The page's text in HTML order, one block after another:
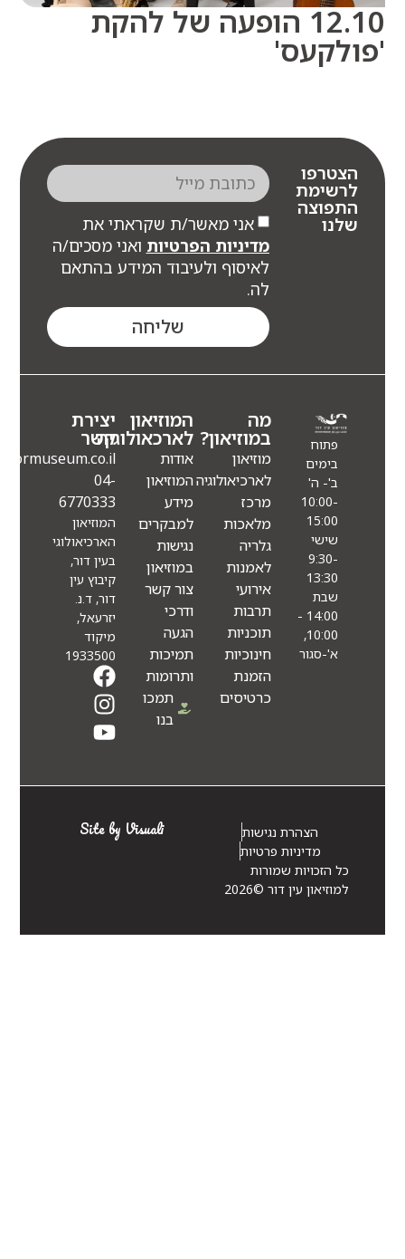
12.10 הופעה של להקת
אני מאשר/ת שקראתי את
מדיניות הפרטיותואני מסכים/ה
לאיסוף ולעיבוד המידע בהתאם
מה
במוזיאון?
מוזיאון
לארכיאולוגיה
מרכז
מלאכות
גלריה
לאמנות
אירועי
תרבות
תוכניות
חינוכיות
המוזיאון
לארכאולוגיה
אודות
המוזיאון
מידע
למבקרים
נגישות
במוזיאון
צור קשר
ודרכי
הגעה
תמיכות
ותרומות
תמכו
יצירת
קשר
Info@eindormuseum.co.il
04-
6770333
המוזיאון
הארכיאולוגי
קיבוץ עין
דור, ד.נ.
יזרעאל,
מיקוד
1933500
הצהרת נגישות
מדיניות פרטיות
כל הזכויות שמורות
למוזיאון עין דור ©2026
Site by Visuali